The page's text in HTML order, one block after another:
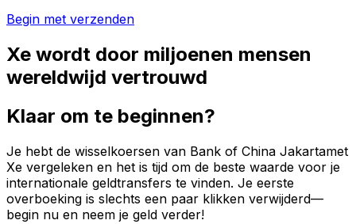
Begin met verzenden
Xe wordt door miljoenen mensen
wereldwijd vertrouwd
Klaar om te beginnen?
Je hebt de wisselkoersen van Bank of China Jakartamet
Xe vergeleken en het is tijd om de beste waarde voor je
internationale geldtransfers te vinden. Je eerste
overboeking is slechts een paar klikken verwijderd—
begin nu en neem je geld verder!